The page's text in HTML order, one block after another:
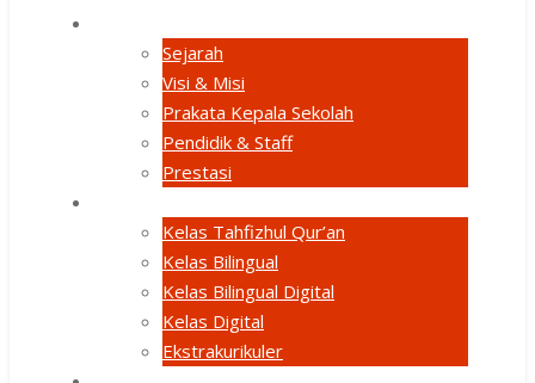
Sejarah
Visi & Misi
Prakata Kepala Sekolah
Pendidik & Staff
Prestasi
Kelas Tahfizhul Qur’an
Kelas Bilingual
Kelas Bilingual Digital
Kelas Digital
Ekstrakurikuler